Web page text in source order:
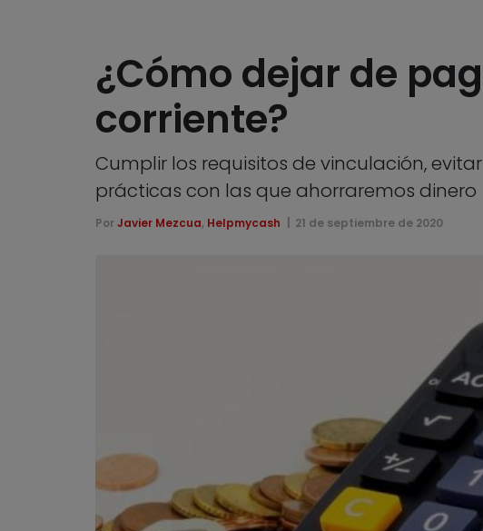
¿Cómo dejar de
corriente?
Cumplir los requisitos de vinculación,
prácticas con las que ahorraremos dinero
Por Javier Mezcua, Helpmycash 21 de septiembre de 2020